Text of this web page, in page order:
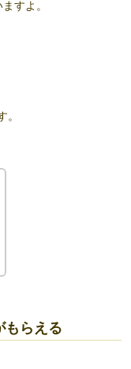
すよ。
もらえる